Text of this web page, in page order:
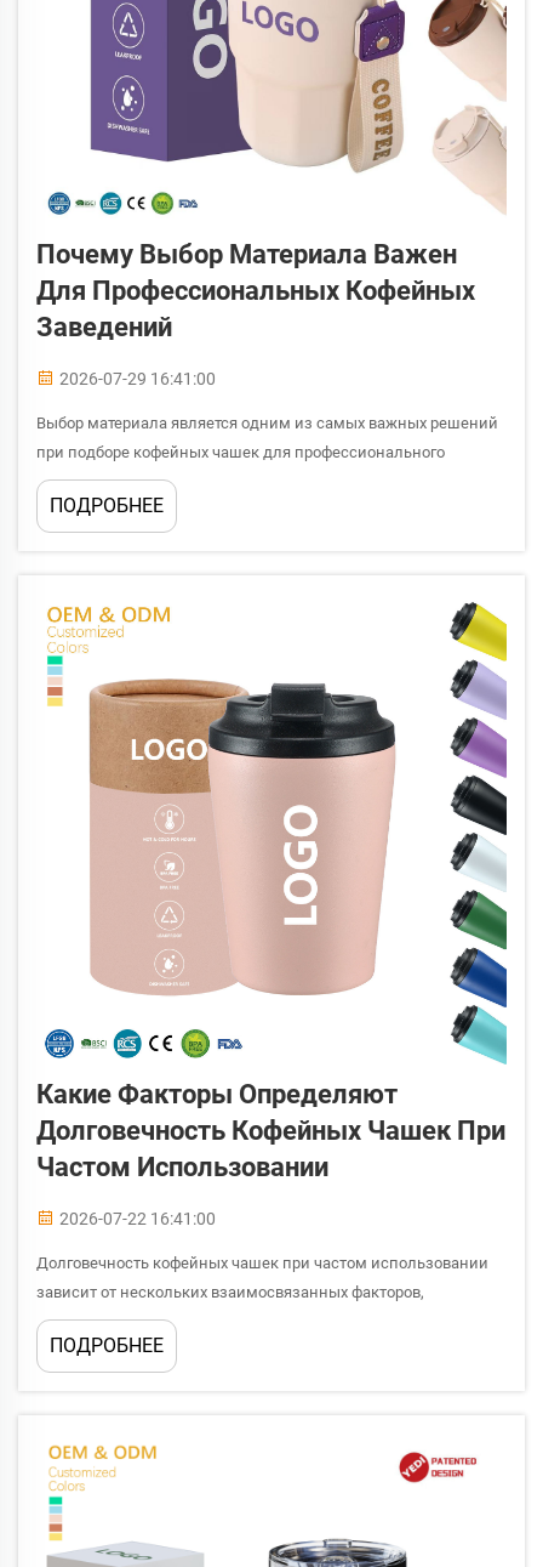
Почему Выбор Материала Важен
Для Профессиональных Кофейных
Заведений
2026-07-29 16:41:00
Выбор материала является одним из самых важных решений
при подборе кофейных чашек для профессионального
использования. Качество кофейных чашек напрямую влияет
на удовлетворённость клиентов, срок службы оборудования и
ПОДРОБНЕЕ
Какие Факторы Определяют
Долговечность Кофейных Чашек При
Частом Использовании
2026-07-22 16:41:00
Долговечность кофейных чашек при частом использовании
зависит от нескольких взаимосвязанных факторов,
выходящих далеко за рамки простого выбора материала.
Понимание этих элементов критически важно для всех, кто
ПОДРОБНЕЕ